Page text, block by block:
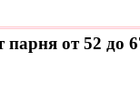
парня от 52 до